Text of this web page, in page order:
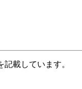
載しています。